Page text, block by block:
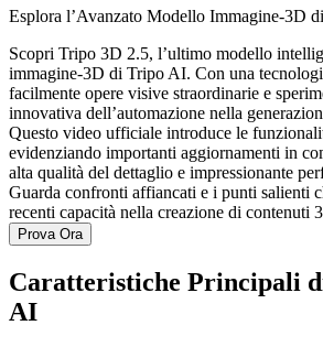
Esplora l’Avanzato Modello Immagine-3D
Scopri Tripo 3D 2.5, l’ultimo modello
immagine-3D di Tripo AI. Con una
facilmente opere visive straordinarie e
innovativa dell’automazione nella
Questo video ufficiale introduce le
evidenziando importanti aggiornamenti in
alta qualità del dettaglio e impressionante
Guarda confronti affiancati e i punti salienti
recenti capacità nella creazione di contenuti
Prova Ora
Caratteristiche Principali
AI